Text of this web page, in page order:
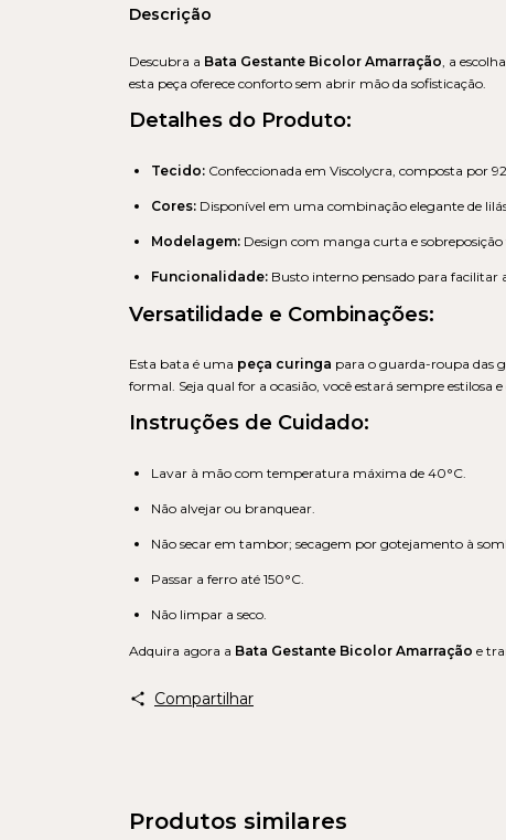
Descrição
Descubra a Bata Gestante Bicolor Amarração , a
esta peça oferece conforto sem abrir mão da sofisticação.
Detalhes do Produto:
Tecido: Confeccionada em Viscolycra, composta por
Cores: Disponível em uma combinação elegante de
Modelagem: Design com manga curta e
Funcionalidade: Busto interno pensado para facilitar
Versatilidade e Combinações:
Esta bata é uma peça curinga para o guarda-roupa das
formal. Seja qual for a ocasião, você estará sempre estilosa
Instruções de Cuidado:
Lavar à mão com temperatura máxima de 40°C.
Não alvejar ou branquear.
Não secar em tambor; secagem por gotejamento à
Passar a ferro até 150°C.
Não limpar a seco.
Adquira agora a Bata Gestante Bicolor Amarração e
Compartilhar
Produtos similares